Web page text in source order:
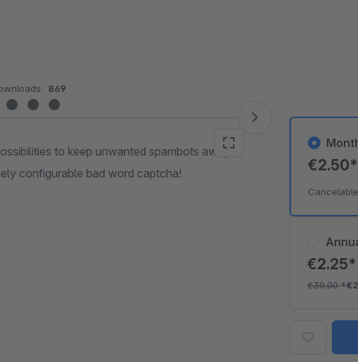
869
to keep unwanted spambots away.
configurable bad word captcha!
€2.25*
€30.00*
€2.50*